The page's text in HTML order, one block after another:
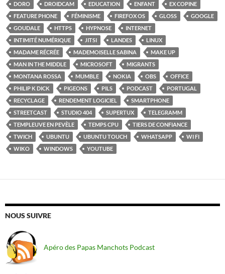
DORO
DROIDCAM EDUCATION ENFANT
EX COPINE
FEATURE PHONE
FÉMINISME FIREFOX OS GLOSS
GOOGLE
GOUDALE
HTTPS HYPNOSE
INTERNET
INTIMITÉ NUMÉRIQUE
JITSI LANDES
LINUX
MADAME RÉCRÉE
MADEMOISELLE SABINA
MAKE UP
MAN IN THE MIDDLE
MICROSOFT
MIGRANTS
MONTANA ROSSA
MUMBLE NOKIA OBS
OFFICE
PHILIP K DICK
PIGEONS PILS PODCAST
PORTUGAL
RECYCLAGE
RENDEMENT LOGICIEL
SMARTPHONE
STREETCAST
STUDIO 404 SUPERTUX
TELEGRAMM
TEMPLEUVE EN PEVÈLE
TEMPS CPU
TIERS DE CONFIANCE
TWICH
UBUNTU UBUNTU TOUCH WHATSAPP
WI FI
WIKO
WINDOWS YOUTUBE
NOUS SUIVRE
Apéro des Papas Manchots Podcast